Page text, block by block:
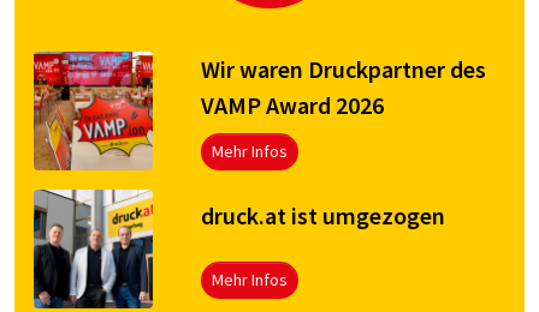
Wir waren Druckpartner des
VAMP Award 2026
Mehr Infos
druck.at ist umgezogen
Mehr Infos